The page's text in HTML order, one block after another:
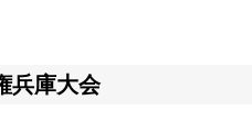
兵庫大会